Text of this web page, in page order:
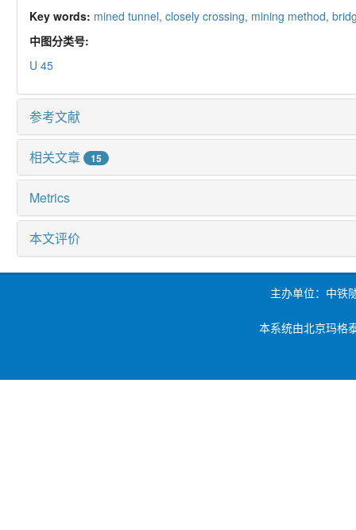
Key words: mined tunnel, closely crossing, mining method,
中图分类号:
U 45
参考文献
相关文章 15
Metrics
本文评价
主办单位：中铁
本系统由北京玛格